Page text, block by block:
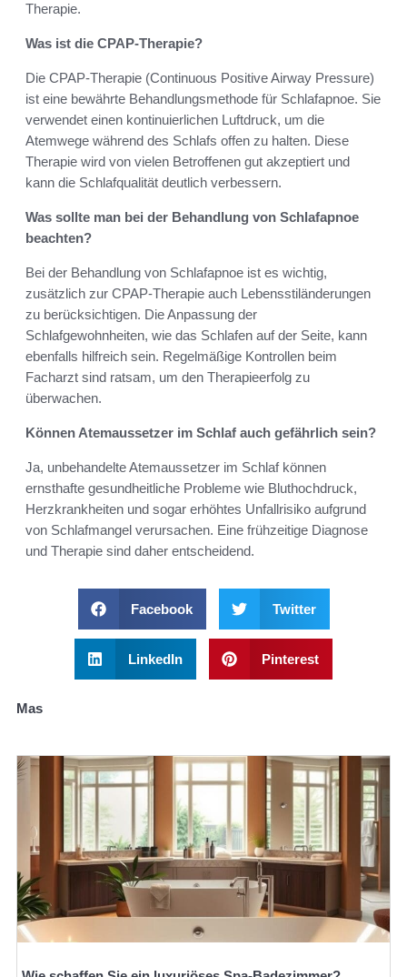
Therapie.
Was ist die CPAP-Therapie?
Die CPAP-Therapie (Continuous Positive Airway Pressure)
ist eine bewährte Behandlungsmethode für Schlafapnoe. Sie
verwendet einen kontinuierlichen Luftdruck, um die
Atemwege während des Schlafs offen zu halten. Diese
Therapie wird von vielen Betroffenen gut akzeptiert und
kann die Schlafqualität deutlich verbessern.
Was sollte man bei der Behandlung von Schlafapnoe
beachten?
Bei der Behandlung von Schlafapnoe ist es wichtig,
zusätzlich zur CPAP-Therapie auch Lebensstiländerungen
zu berücksichtigen. Die Anpassung der
Schlafgewohnheiten, wie das Schlafen auf der Seite, kann
ebenfalls hilfreich sein. Regelmäßige Kontrollen beim
Facharzt sind ratsam, um den Therapieerfolg zu
überwachen.
Können Atemaussetzer im Schlaf auch gefährlich sein?
Ja, unbehandelte Atemaussetzer im Schlaf können
ernsthafte gesundheitliche Probleme wie Bluthochdruck,
Herzkrankheiten und sogar erhöhtes Unfallrisiko aufgrund
von Schlafmangel verursachen. Eine frühzeitige Diagnose
und Therapie sind daher entscheidend.
Facebook Twitter
LinkedIn Pinterest
Mas